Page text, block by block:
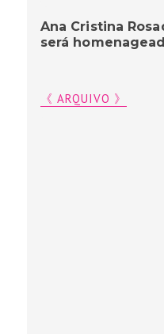
Ana Cristina
será
《 ARQUIVO 》